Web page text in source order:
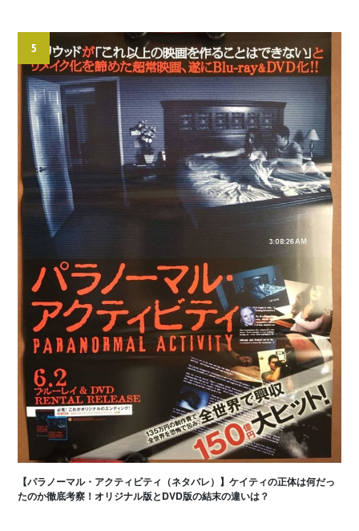
5
【パラノーマル・アクティビティ（ネタバレ）】ケイティの正体は何だっ
たのか徹底考察！オリジナル版とDVD版の結末の違いは？